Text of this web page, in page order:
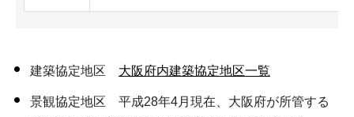
建築協定地区 大阪府内建築協定地区一覧
景観協定地区 平成28年4月現在、大阪府が所管する